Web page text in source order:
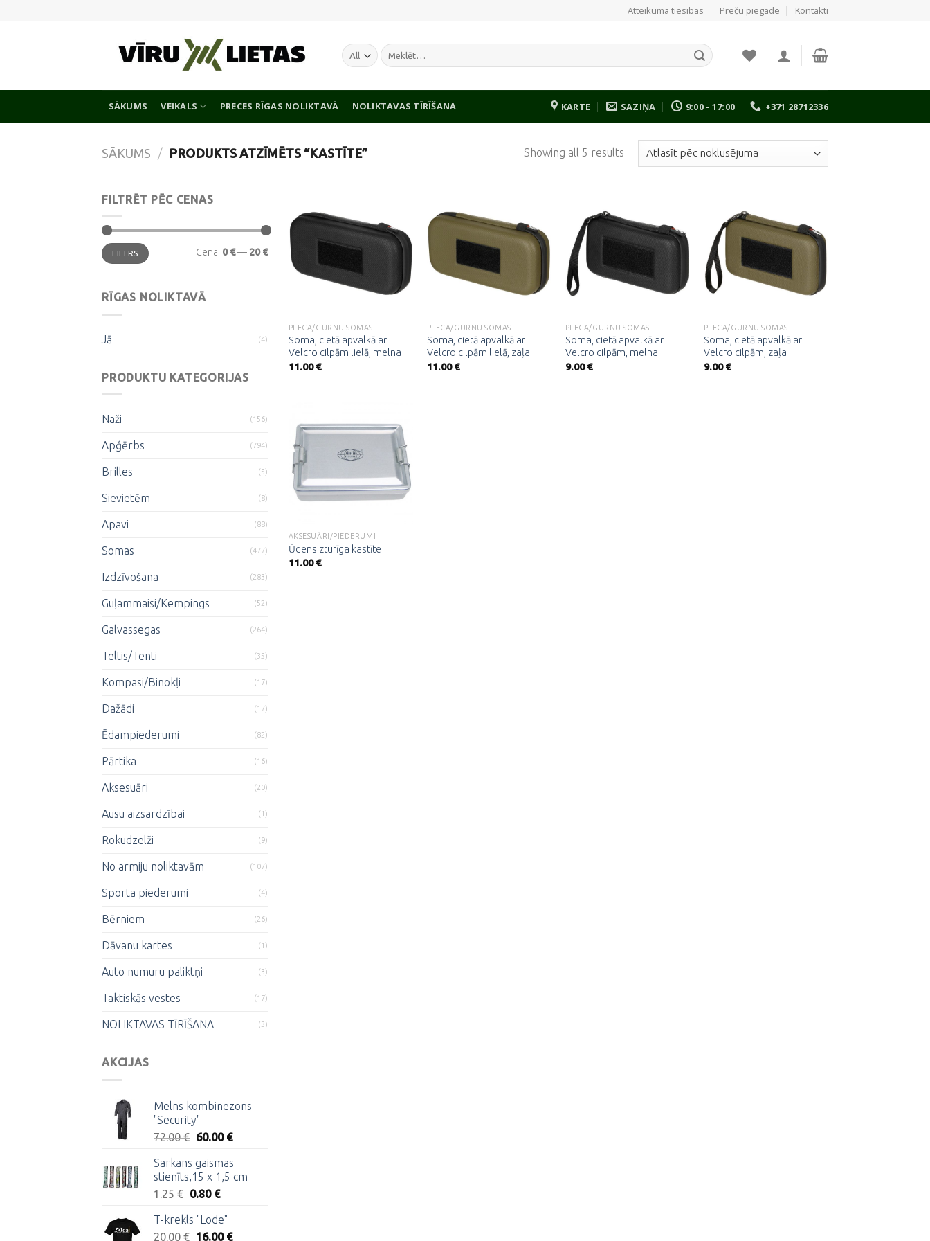
Atteikuma tiesības Preču piegāde Kontakti
Meklēt:
SĀKUMS VEIKALS PRECES RĪGAS NOLIKTAVĀ NOLIKTAVAS TĪRĪŠANA KARTE SAZIŅA 9:00 - 17:00 +371 28712336
SĀKUMS / PRODUKTS ATZĪMĒTS “KASTĪTE” Showing all 5 results
FILTRĒT PĒC CENAS
Min.
cena
Maks.
cenaFILTRS Cena: 0 €— 20 €
RĪGAS NOLIKTAVĀ
Jā (4)
PRODUKTU KATEGORIJAS
Naži (156)
Apģērbs (794)
Brilles (5)
Sievietēm (8)
Apavi (88)
Somas (477)
Izdzīvošana (283)
Guļammaisi/Kempings (52)
Galvassegas (264)
Teltis/Tenti (35)
Kompasi/Binokļi (17)
Dažādi (17)
Ēdampiederumi (82)
Pārtika (16)
Aksesuāri (20)
Ausu aizsardzībai (1)
Rokudzelži (9)
No armiju noliktavām (107)
Sporta piederumi (4)
Bērniem (26)
Dāvanu kartes (1)
Auto numuru paliktņi (3)
Taktiskās vestes (17)
NOLIKTAVAS TĪRĪŠANA (3)
AKCIJAS
Melns kombinezons
"Security"
72.00€ Original
was:
72.00 €.
60.00 €Current
is:
60.00 €.
Sarkans gaismas
stienīts,15 x 1,5 cm
1.25€ Original
was:
1.25 €.
0.80 €Current
is:
0.80 €.
T-krekls "Lode"
20.00€ Original
16.00 €Current
Pievienot
PLECA/GURNU SOMAS
Soma, cietā apvalkā ar
Velcro cilpām lielā, melna
11.00€
PLECA/GURNU SOMAS
Soma, cietā apvalkā ar
Velcro cilpām lielā, zaļa
11.00€
Pievienot
PLECA/GURNU SOMAS
Soma, cietā apvalkā ar
Velcro cilpām, melna
9.00€
PLECA/GURNU SOMAS
Soma, cietā apvalkā ar
Velcro cilpām, zaļa
9.00€
Pievienot
sarakstam
AKSESUĀRI/PIEDERUMI
Ūdensizturīga kastīte
11.00€